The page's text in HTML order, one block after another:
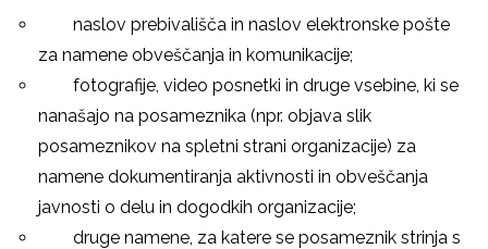
­ naslov prebivališča in naslov elektronske pošte
za namene obveščanja in komunikacije;
­ fotografije, video posnetki in druge vsebine, ki se
nanašajo na posameznika (npr. objava slik
posameznikov na spletni strani organizacije) za
namene dokumentiranja aktivnosti in obveščanja
javnosti o delu in dogodkih organizacije;
­ druge namene, za katere se posameznik strinja s